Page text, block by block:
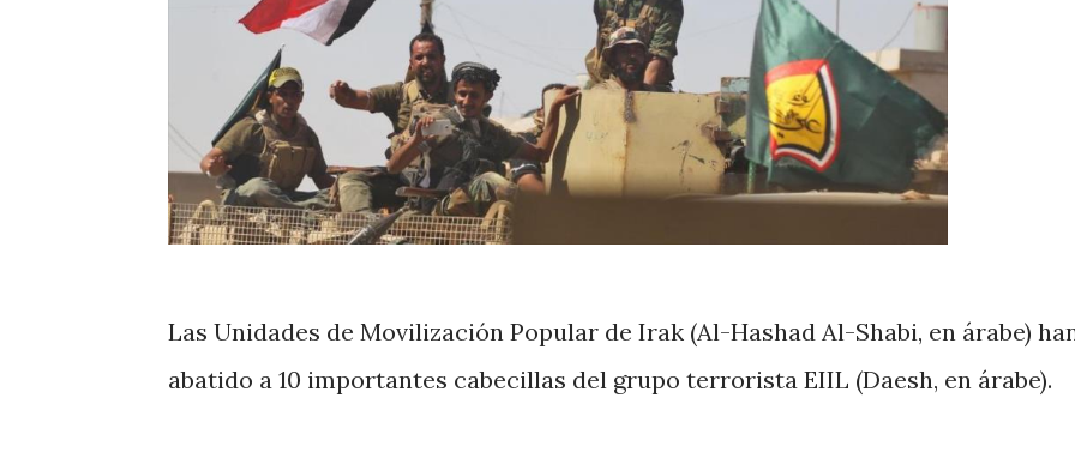
Las Unidades de Movilización Popular de Irak (Al-Hashad Al-Shabi, en árabe)
abatido a 10 importantes cabecillas del grupo terrorista EIIL (Daesh, en árabe).